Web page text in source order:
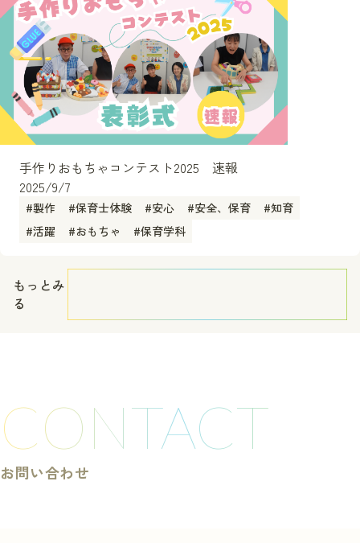
手作りおもちゃコンテスト2025 速報
2025/9/7
#製作 #保育士体験 #安心 #安全、保育 #知育
#活躍 #おもちゃ #保育学科
もっとみ
る
CONTACT
お問い合わせ